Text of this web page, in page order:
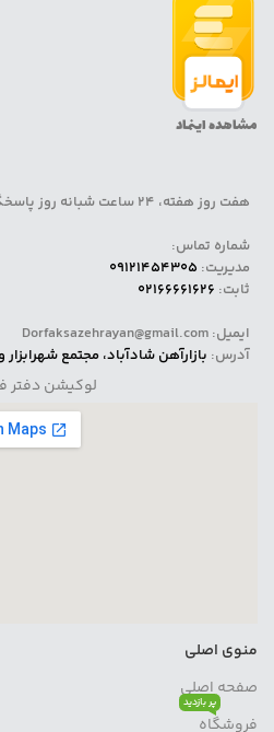
مشاهده اینماد
هفت روز هفته، 24 ساعت شبانه روز پاسخگو شما هستیم
شماره تماس:
مدیریت: 09121454305
ثابت: 02166661626
ایمیل: Dorfaksazehrayan@gmail.com
آدرس: بازارآهن شادآباد، مجتمع شهرابزار
لوکیشن دفتر
منوی اصلی
صفحه اصلی
فروشگاه
پر بازدید